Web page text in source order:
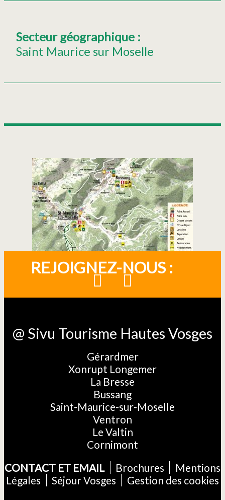
Secteur géographique :
Saint Maurice sur Moselle
REJOIGNEZ-NOUS :
@ Sivu Tourisme Hautes Vosges
Gérardmer
Xonrupt Longemer
La Bresse
Bussang
Saint-Maurice-sur-Moselle
Ventron
Le Valtin
Cornimont
CONTACT ET EMAIL
Brochures
Mentions
Légales
Séjour Vosges Gestion des cookies